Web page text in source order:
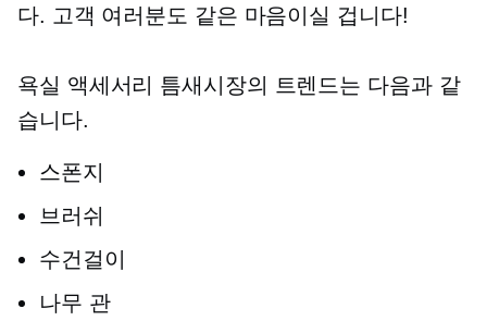
다. 고객 여러분도 같은 마음이실 겁니다!
욕실 액세서리 틈새시장의 트렌드는 다음과 같
습니다.
스폰지
브러쉬
수건걸이
나무 관